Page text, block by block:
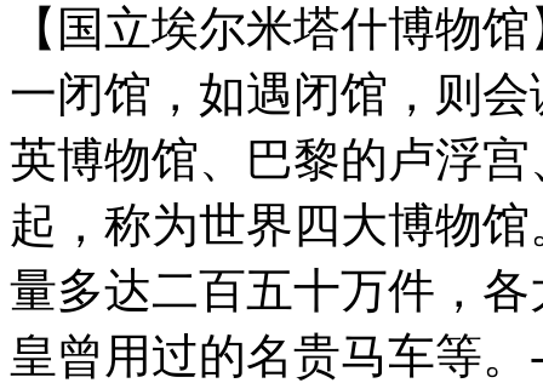
【国立埃尔米塔什博物
一闭馆，如遇闭馆，则
英博物馆、巴黎的卢浮
起，称为世界四大博物
量多达二百五十万件，
皇曾用过的名贵马车等